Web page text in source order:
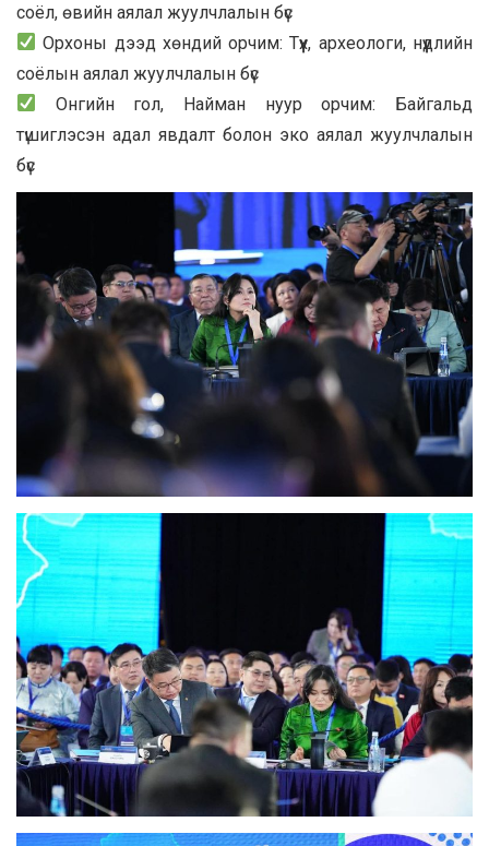
соёл, өвийн аялал жуулчлалын бүс
Орхоны дээд хөндий орчим: Түүх, археологи, нүүдлийн
соёлын аялал жуулчлалын бүс
Онгийн гол, Найман нуур орчим: Байгальд
түшиглэсэн адал явдалт болон эко аялал жуулчлалын
бүс